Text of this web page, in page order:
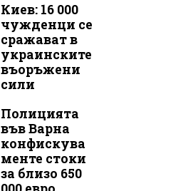
Киев: 16 000
чужденци се
сражават в
украинските
въоръжени
сили
Полицията
във Варна
конфискува
менте стоки
за близо 650